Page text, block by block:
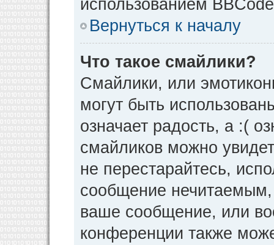
использованием
Вернуться к началу
Что такое смайлики?
Смайлики, или
могут быть
означает радость, а :(
смайликов можно
не перестарайтесь,
сообщение нечитаемым,
ваше сообщение, или
конференции также